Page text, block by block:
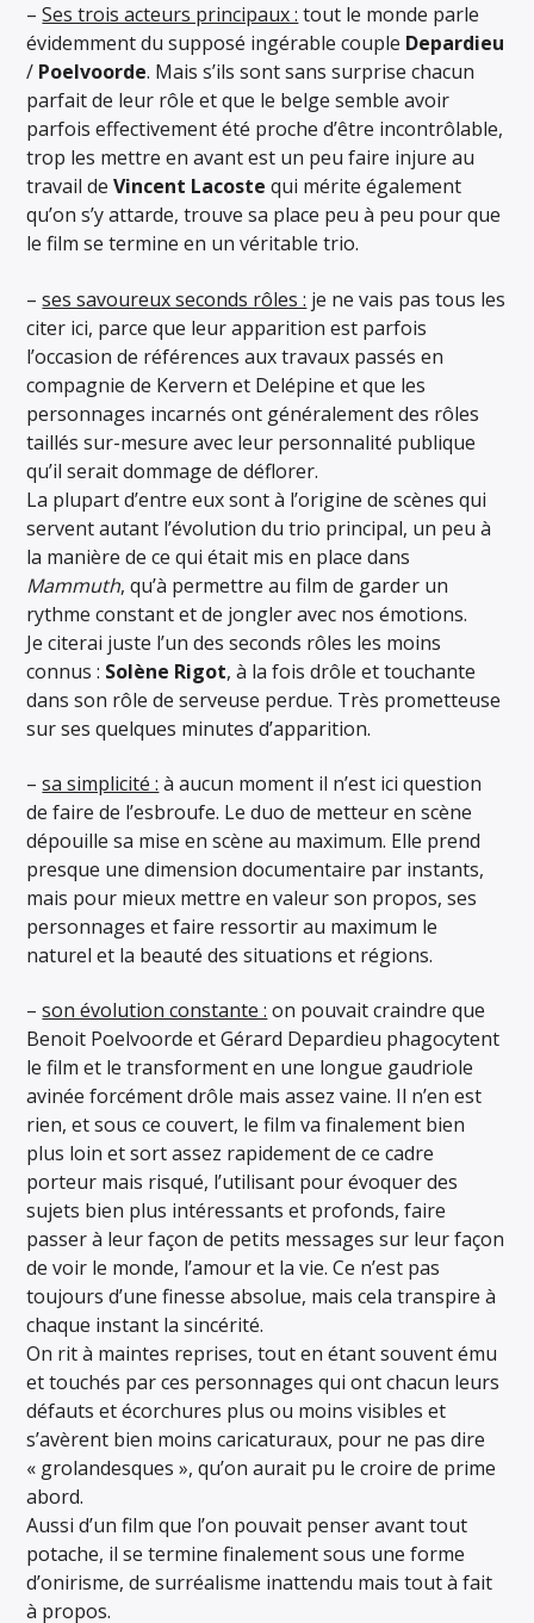
–Ses trois acteurs principaux : tout le monde parle
évidemment du supposé ingérable couple Depardieu
/ Poelvoorde. Mais s’ils sont sans surprise chacun
parfait de leur rôle et que le belge semble avoir
parfois effectivement été proche d’être incontrôlable,
trop les mettre en avant est un peu faire injure au
travail deVincent Lacoste qui mérite également
qu’on s’y attarde, trouve sa place peu à peu pour que
le film se termine en un véritable trio.
–ses savoureux seconds rôles : je ne vais pas tous les
citer ici, parce que leur apparition est parfois
l’occasion de références aux travaux passés en
compagnie de Kervern et Delépine et que les
personnages incarnés ont généralement des rôles
taillés sur-mesure avec leur personnalité publique
qu’il serait dommage de déflorer.
La plupart d’entre eux sont à l’origine de scènes qui
servent autant l’évolution du trio principal, un peu à
la manière de ce qui était mis en place dans
Mammuth, qu’à permettre au film de garder un
rythme constant et de jongler avec nos émotions.
Je citerai juste l’un des seconds rôles les moins
connus : Solène Rigot, à la fois drôle et touchante
dans son rôle de serveuse perdue. Très prometteuse
sur ses quelques minutes d’apparition.
–sa simplicité : à aucun moment il n’est ici question
de faire de l’esbroufe. Le duo de metteur en scène
dépouille sa mise en scène au maximum. Elle prend
presque une dimension documentaire par instants,
mais pour mieux mettre en valeur son propos, ses
personnages et faire ressortir au maximum le
naturel et la beauté des situations et régions.
–son évolution constante : on pouvait craindre que
Benoit Poelvoorde et Gérard Depardieu phagocytent
le film et le transforment en une longue gaudriole
avinée forcément drôle mais assez vaine. Il n’en est
rien, et sous ce couvert, le film va finalement bien
plus loin et sort assez rapidement de ce cadre
porteur mais risqué, l’utilisant pour évoquer des
sujets bien plus intéressants et profonds, faire
passer à leur façon de petits messages sur leur façon
de voir le monde, l’amour et la vie. Ce n’est pas
toujours d’une finesse absolue, mais cela transpire à
chaque instant la sincérité.
On rit à maintes reprises, tout en étant souvent ému
et touchés par ces personnages qui ont chacun leurs
défauts et écorchures plus ou moins visibles et
s’avèrent bien moins caricaturaux, pour ne pas dire
« grolandesques », qu’on aurait pu le croire de prime
abord.
Aussi d’un film que l’on pouvait penser avant tout
potache, il se termine finalement sous une forme
d’onirisme, de surréalisme inattendu mais tout à fait
à propos.